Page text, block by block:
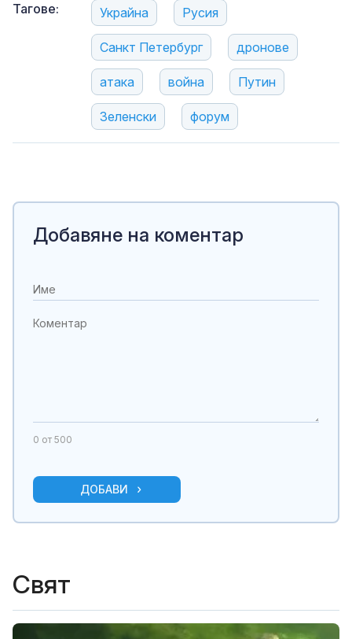
Тагове: Украйна Русия
Санкт Петербург дронове
атака война Путин
Зеленски форум
Добавяне на коментар
0 от 500
ДОБАВИ
Свят